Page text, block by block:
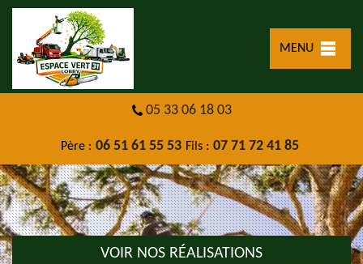
MENU
05 33 06 18 03
Père : 06 51 61 55 53 Fils : 07 71 72 41 85
VOIR NOS RÉALISATIONS